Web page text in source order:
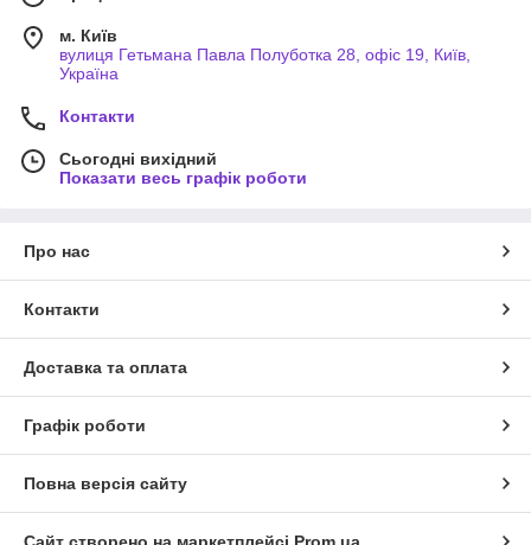
м. Київ
вулиця Гетьмана Павла Полуботка 28, офіс 19, Київ,
Україна
Контакти
Сьогодні вихідний
Показати весь графік роботи
Про нас
Контакти
Доставка та оплата
Графік роботи
Повна версія сайту
Сайт створено на маркетплейсі Prom.ua